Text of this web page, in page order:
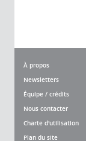
À propos
Newsletters
Équipe / crédits
Nous contacter
Charte d'utilisation
Plan du site